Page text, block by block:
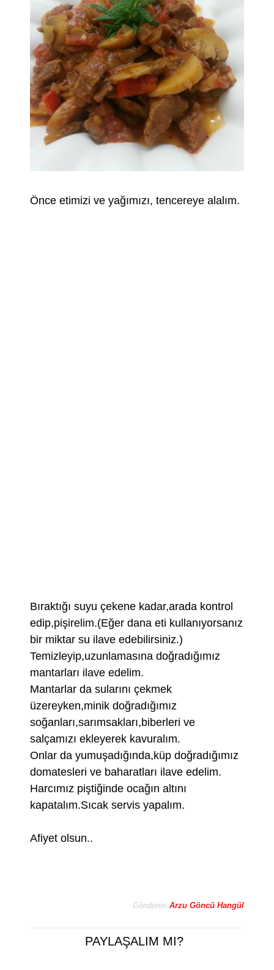
Önce etimizi ve yağımızı, tencereye alalım.
Bıraktığı suyu çekene kadar,arada kontrol
edip,pişirelim.(Eğer dana eti kullanıyorsanız
bir miktar su ilave edebilirsiniz.)
Temizleyip,uzunlamasına doğradığımız
mantarları ilave edelim.
Mantarlar da sularını çekmek
üzereyken,minik doğradığımız
soğanları,sarımsakları,biberleri ve
salçamızı ekleyerek kavuralım.
Onlar da yumuşadığında,küp doğradığımız
domatesleri ve baharatları ilave edelim.
Harcımız piştiğinde ocağın altını
kapatalım.Sıcak servis yapalım.
Afiyet olsun..
Gönderen Arzu Göncü Hangül
PAYLAŞALIM MI?